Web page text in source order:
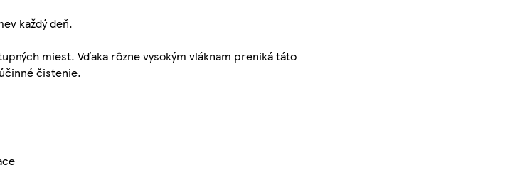
každý deň.
miest. Vďaka rôzne vysokým vláknam preniká táto
čistenie.